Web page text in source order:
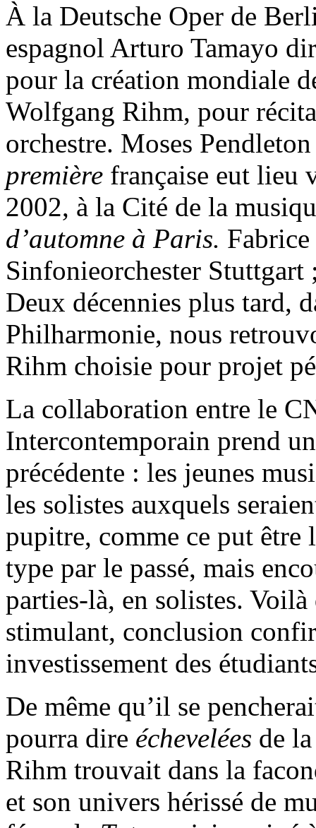
À la Deutsche Oper de
espagnol Arturo Tamayo
pour la création mondiale
Wolfgang Rihm, pour
orchestre. Moses
première française eut lieu
2002, à la Cité de la
d’automne à Paris.
Sinfonieorchester
Deux décennies plus tard,
Philharmonie, nous
Rihm choisie pour projet
La collaboration entre le
Intercontemporain prend
précédente : les jeunes
les solistes auxquels
pupitre, comme ce put être
type par le passé, mais
parties-là, en solistes.
stimulant, conclusion
investissement des
De même qu’il se
pourra dire échevelées de
Rihm trouvait dans la
et son univers hérissé de